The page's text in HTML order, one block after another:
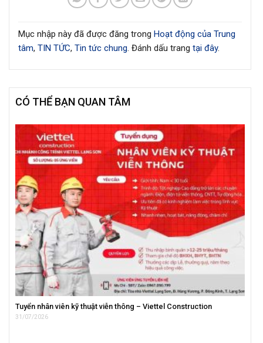
Mục nhập này đã được đăng trong Hoạt động của Trung
tâm, TIN TỨC, Tin tức chung . Đánh dấu trang tại đây.
CÓ THỂ BẠN QUAN TÂM
Tuyển nhân viên kỹ thuật viễn thông – Viettel Construction
31/07/2026